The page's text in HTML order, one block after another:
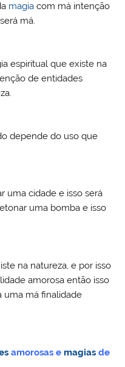
magia com má intenção
será má.
espiritual que existe na
de entidades
depende do uso que
uma cidade e isso será
uma bomba e isso
na natureza, e por isso
amorosa então isso
uma má finalidade
amorosas e magias de